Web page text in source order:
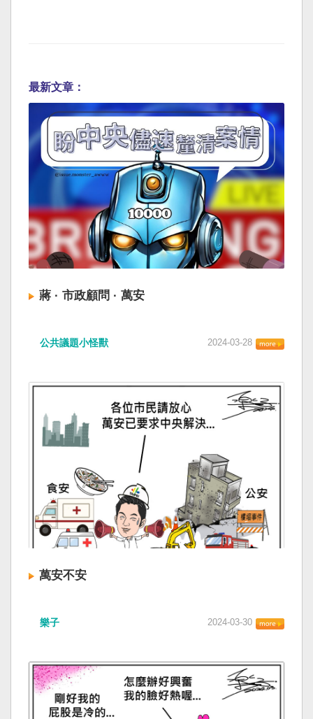
最新文章：
蔣 · 市政顧問 · 萬安
公共議題小怪獸 2024-03-28
萬安不安
樂子 2024-03-30